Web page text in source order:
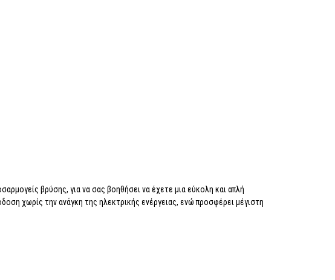
βρύσης, για να σας βοηθήσει να έχετε μια εύκολη και απλή
χωρίς την ανάγκη της ηλεκτρικής ενέργειας, ενώ προσφέρει μέγιστη